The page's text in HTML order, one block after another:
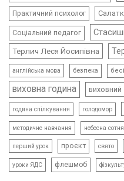
Практичний психолог
Соціальний педагог
Терлич Леся Йосипівна
англійська мова безпека
виховна година виховний
година спілкування голодомор
методичне навчання небесна сотня
перший урок проєкт свято
уроки ЯДС флешмоб